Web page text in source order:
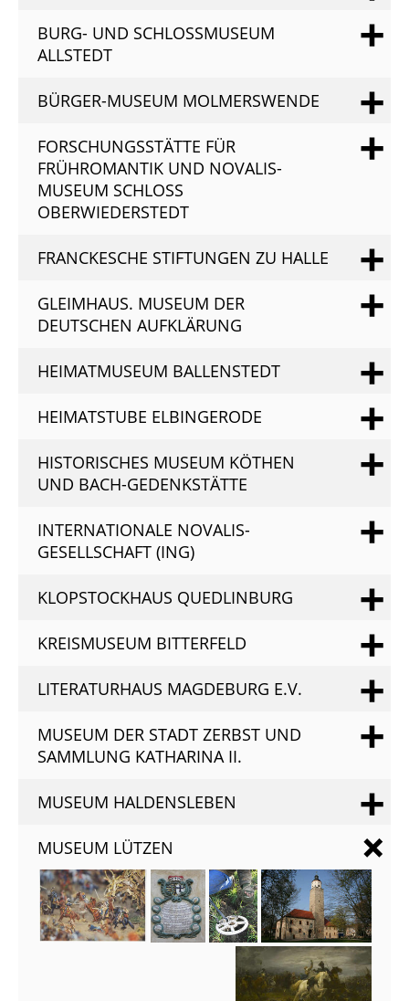
BURG- UND SCHLOSSMUSEUM
ALLSTEDT
BÜRGER-MUSEUM MOLMERSWENDE
FORSCHUNGSSTÄTTE FÜR
FRÜHROMANTIK UND NOVALIS-
MUSEUM SCHLOSS
OBERWIEDERSTEDT
FRANCKESCHE STIFTUNGEN ZU HALLE
GLEIMHAUS. MUSEUM DER
DEUTSCHEN AUFKLÄRUNG
HEIMATMUSEUM BALLENSTEDT
HEIMATSTUBE ELBINGERODE
HISTORISCHES MUSEUM KÖTHEN
UND BACH-GEDENKSTÄTTE
INTERNATIONALE NOVALIS-
GESELLSCHAFT (ING)
KLOPSTOCKHAUS QUEDLINBURG
KREISMUSEUM BITTERFELD
LITERATURHAUS MAGDEBURG E.V.
MUSEUM DER STADT ZERBST UND
SAMMLUNG KATHARINA II.
MUSEUM HALDENSLEBEN
MUSEUM LÜTZEN